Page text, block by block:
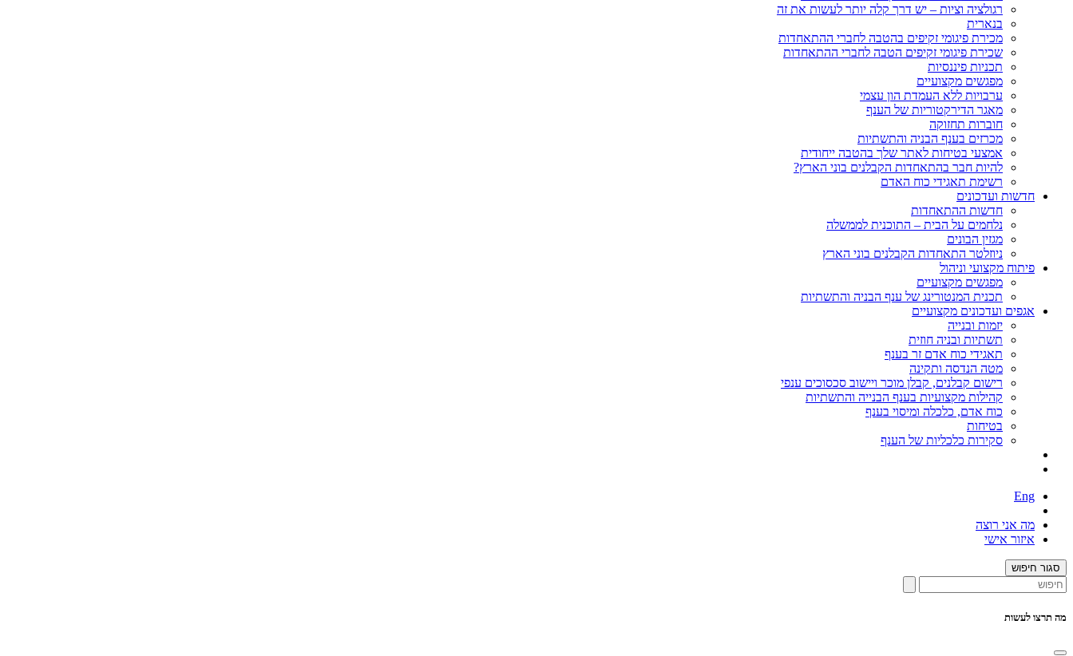
רגולציה וציות – יש דרך קלה יותר לעשות את זה
בנארית
מכירת פיגומי זקיפים בהטבה לחברי ההתאחדות
שכירת פיגומי זקיפים הטבה לחברי ההתאחדות
תכניות פיננסיות
מפגשים מקצועיים
ערבויות ללא העמדת הון עצמי
מאגר הדירקטוריות של הענף
חוברות תחזוקה
מכרזים בענף הבניה והתשתיות
אמצעי בטיחות לאתר שלך בהטבה ייחודית
להיות חבר בהתאחדות הקבלנים בוני הארץ?
רשימת תאגידי כוח האדם
חדשות ועדכונים
חדשות ההתאחדות
נלחמים על הבית – התוכנית לממשלה
מגזין הבונים
ניוזלטר התאחדות הקבלנים בוני הארץ
פיתוח מקצועי וניהול
מפגשים מקצועיים
תכנית המנטורינג של ענף הבניה והתשתיות
אגפים ועדכונים מקצועיים
יזמות ובנייה
תשתיות ובניה חוזית
תאגידי כוח אדם זר בענף
מטה הנדסה ותקינה
רישום קבלנים, קבלן מוכר ויישוב סכסוכים ענפי
קהילות מקצועיות בענף הבנייה והתשתיות
כוח אדם, כלכלה ומיסוי בענף
בטיחות
סקירות כלכליות של הענף
Eng
מה אני רוצה
איזור אישי
סגור חיפוש
מה תרצו לעשות